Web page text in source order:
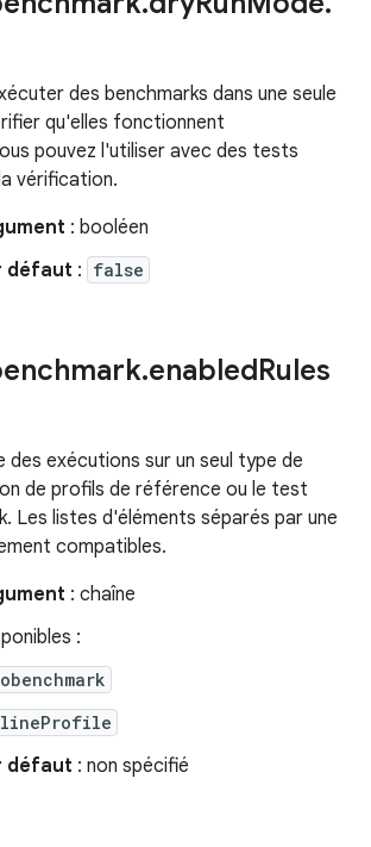
des benchmarks dans une seule
qu'elles fonctionnent
pouvez l'utiliser avec des tests
vérification.
: booléen
défaut : false
.enabledRules
des exécutions sur un seul type de
de profils de référence ou le test
Les listes d'éléments séparés par une
compatibles.
: chaîne
:
défaut : non spécifié